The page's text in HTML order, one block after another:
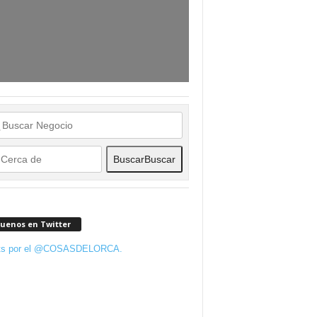
BuscarBuscar
en Twitter
por el @COSASDELORCA.